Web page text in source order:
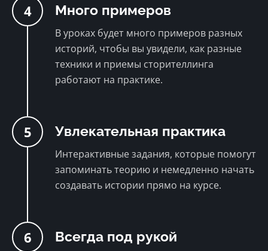
4 Много примеров
В уроках будет много примеров разных
историй, чтобы вы увидели, как разные
техники и приемы сторителлинга
работают на практике.
5 Увлекательная практика
Интерактивные задания, которые помогут
запоминать теорию и немедленно начать
создавать истории прямо на курсе.
6 Всегда под рукой